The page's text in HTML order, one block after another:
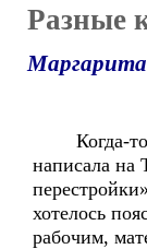
Разные
Когда-то,
написала на
хотелось
рабочим,